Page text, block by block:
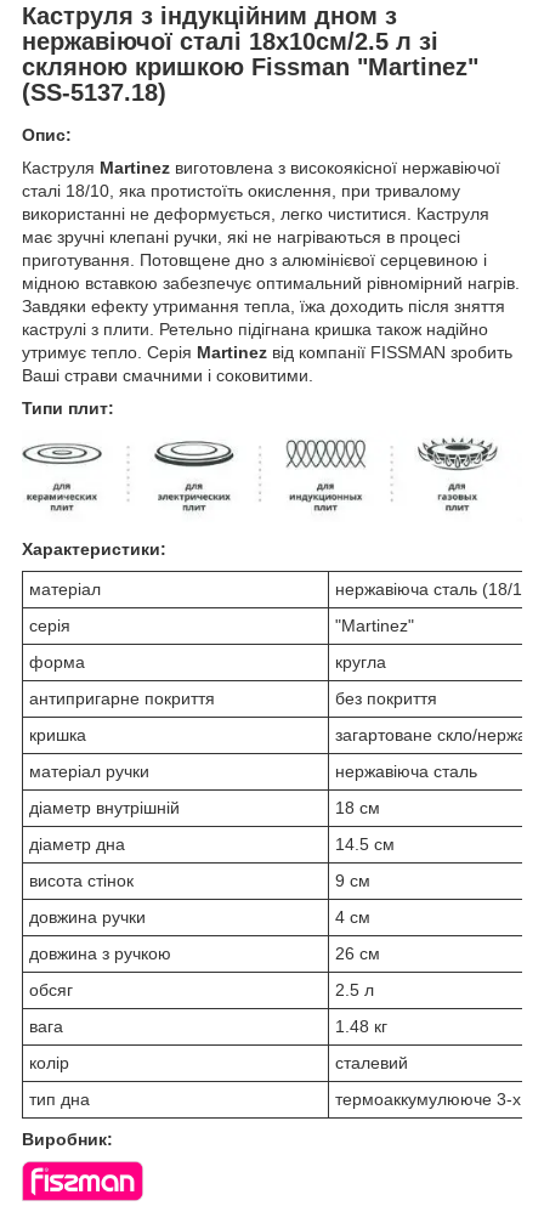
Каструля з індукційним дном з
нержавіючої сталі 18х10см/2.5 л зі
скляною кришкою Fissman "Martinez"
(SS-5137.18)
Опис:
Каструля Martinez виготовлена з високоякісної нержавіючої
сталі 18/10, яка протистоїть окислення, при тривалому
використанні не деформується, легко чиститися. Каструля
має зручні клепані ручки, які не нагріваються в процесі
приготування. Потовщене дно з алюмінієвої серцевиною і
мідною вставкою забезпечує оптимальний рівномірний нагрів.
Завдяки ефекту утримання тепла, їжа доходить після зняття
каструлі з плити. Ретельно підігнана кришка також надійно
утримує тепло. Серія Martinez від компанії FISSMAN зробить
Ваші страви смачними і соковитими.
Типи плит:
Характеристики:
матеріал нержавіюча сталь (18/10
серія
"Martinez"
форма
кругла
антипригарне покриття
без покриття
кришка
загартоване скло/
матеріал ручки
нержавіюча сталь
діаметр внутрішній
18 см
діаметр дна
14.5 см
висота стінок
9 см
довжина ручки
4 см
довжина з ручкою
26 см
обсяг
2.5 л
вага
1.48 кг
колір
сталевий
тип дна
термоаккумулююче 3-х
Виробник: